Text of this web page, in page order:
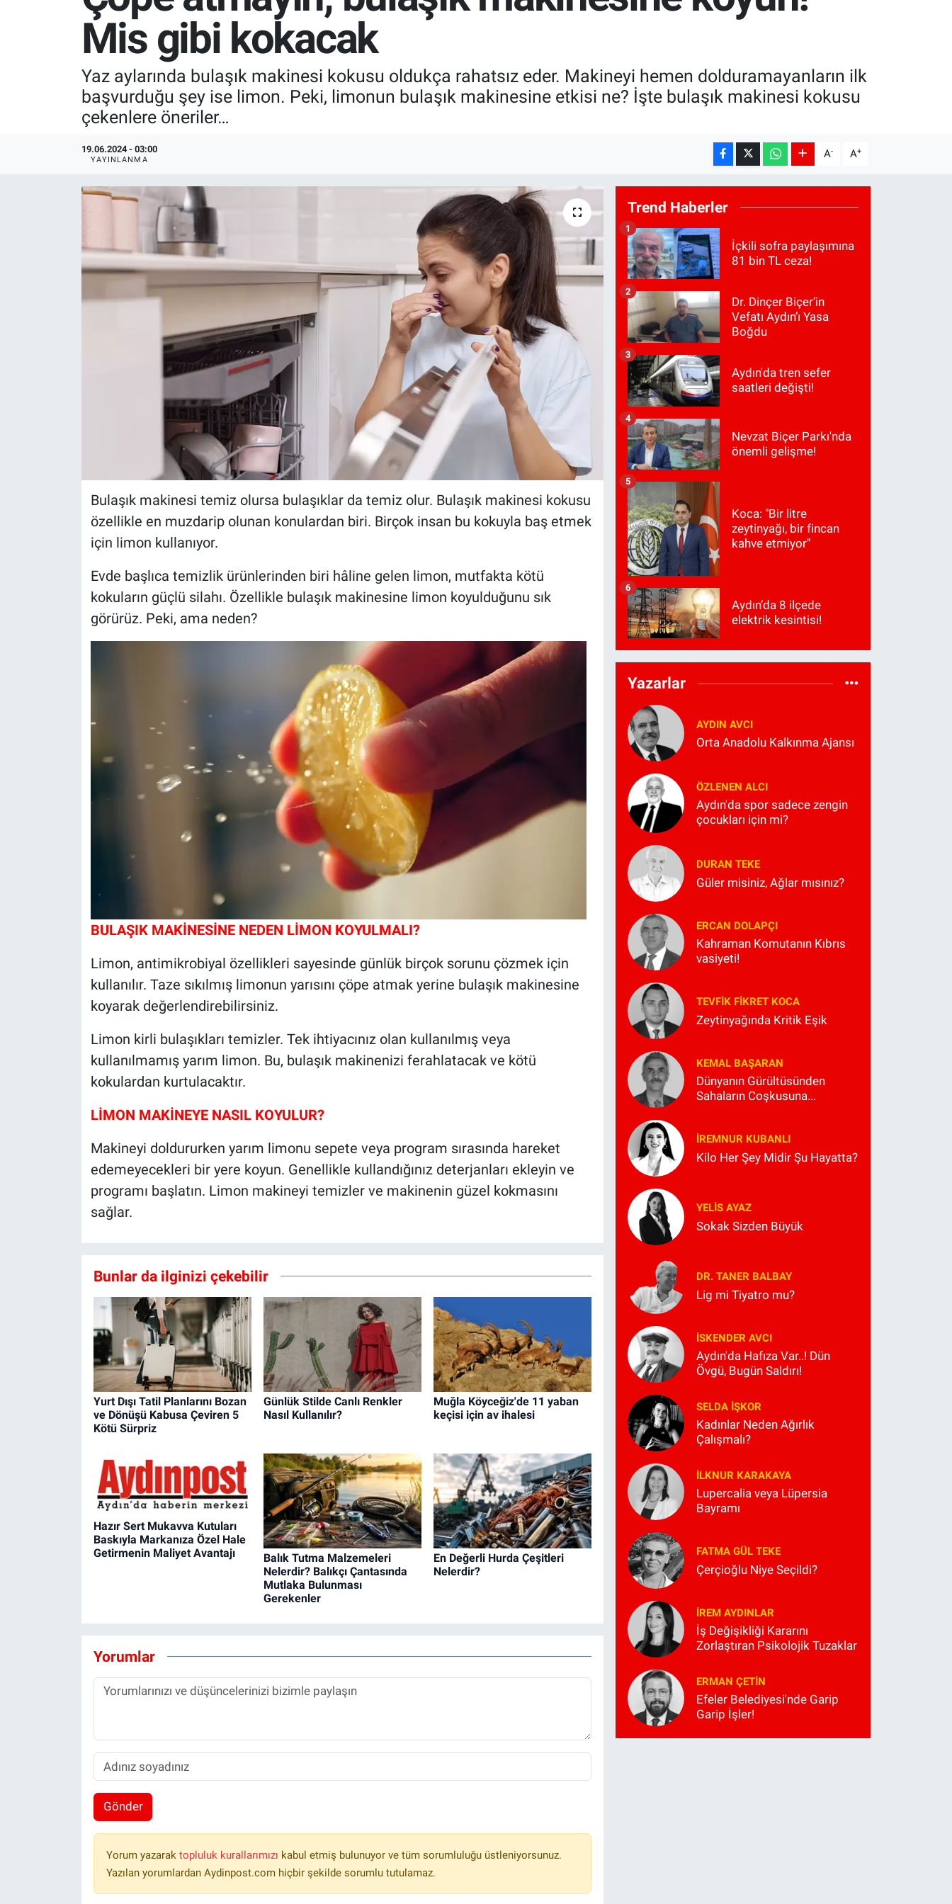
Mis gibi kokacak
Yaz aylarında bulaşık makinesi kokusu oldukça rahatsız eder. Makineyi hemen dolduramayanların ilk
başvurduğu şey ise limon. Peki, limonun bulaşık makinesine etkisi ne? İşte bulaşık makinesi kokusu
çekenlere öneriler…
19.06.2024 - 03:00
YAYINLANMA A- A+
Bulaşık makinesi temiz olursa bulaşıklar da temiz olur. Bulaşık makinesi kokusu
özellikle en muzdarip olunan konulardan biri. Birçok insan bu kokuyla baş etmek
için limon kullanıyor.
Evde başlıca temizlik ürünlerinden biri hâline gelen limon, mutfakta kötü
kokuların güçlü silahı. Özellikle bulaşık makinesine limon koyulduğunu sık
görürüz. Peki, ama neden?
BULAŞIK MAKİNESİNE NEDEN LİMON KOYULMALI?
Limon, antimikrobiyal özellikleri sayesinde günlük birçok sorunu çözmek için
kullanılır. Taze sıkılmış limonun yarısını çöpe atmak yerine bulaşık makinesine
koyarak değerlendirebilirsiniz.
Limon kirli bulaşıkları temizler. Tek ihtiyacınız olan kullanılmış veya
kullanılmamış yarım limon. Bu, bulaşık makinenizi ferahlatacak ve kötü
kokulardan kurtulacaktır.
LİMON MAKİNEYE NASIL KOYULUR?
Makineyi doldururken yarım limonu sepete veya program sırasında hareket
edemeyecekleri bir yere koyun. Genellikle kullandığınız deterjanları ekleyin ve
programı başlatın. Limon makineyi temizler ve makinenin güzel kokmasını
sağlar.
Bunlar da ilginizi çekebilir
Yurt Dışı Tatil Planlarını Bozan
ve Dönüşü Kabusa Çeviren 5
Kötü Sürpriz
Günlük Stilde Canlı Renkler
Nasıl Kullanılır?
Muğla Köyceğiz'de 11 yaban
keçisi için av ihalesi
Hazır Sert Mukavva Kutuları
Baskıyla Markanıza Özel Hale
Getirmenin Maliyet Avantajı
Balık Tutma Malzemeleri
Nelerdir? Balıkçı Çantasında
Mutlaka Bulunması
Gerekenler
En Değerli Hurda Çeşitleri
Nelerdir?
Yorumlar
Gönder
Yorum yazarak topluluk kurallarımızı kabul etmiş bulunuyor ve tüm sorumluluğu üstleniyorsunuz.
Yazılan yorumlardan Aydinpost.com hiçbir şekilde sorumlu tutulamaz.
Trend Haberler
İçkili sofra paylaşımına
81 bin TL ceza!
1
Dr. Dinçer Biçer’in
Vefatı Aydın’ı Yasa
Boğdu
2
Aydın'da tren sefer
saatleri değişti!
3
Nevzat Biçer Parkı'nda
önemli gelişme!
4
Koca: "Bir litre
zeytinyağı, bir fincan
kahve etmiyor"
5
Aydın’da 8 ilçede
elektrik kesintisi!
6
Yazarlar
AYDIN AVCI
Orta Anadolu Kalkınma Ajansı
ÖZLENEN ALCI
Aydın'da spor sadece zengin
çocukları için mi?
DURAN TEKE
Güler misiniz, Ağlar mısınız?
ERCAN DOLAPÇI
Kahraman Komutanın Kıbrıs
vasiyeti!
TEVFIK FIKRET KOCA
Zeytinyağında Kritik Eşik
KEMAL BAŞARAN
Dünyanın Gürültüsünden
Sahaların Coşkusuna...
İREMNUR KUBANLI
Kilo Her Şey Midir Şu Hayatta?
YELIS AYAZ
Sokak Sizden Büyük
DR. TANER BALBAY
Lig mi Tiyatro mu?
İSKENDER AVCI
Aydın'da Hafıza Var..! Dün
Övgü, Bugün Saldırı!
SELDA İŞKOR
Kadınlar Neden Ağırlık
Çalışmalı?
İLKNUR KARAKAYA
Lupercalia veya Lüpersia
Bayramı
FATMA GÜL TEKE
Çerçioğlu Niye Seçildi?
İREM AYDINLAR
İş Değişikliği Kararını
Zorlaştıran Psikolojik Tuzaklar
ERMAN ÇETIN
Efeler Belediyesi'nde Garip
Garip İşler!